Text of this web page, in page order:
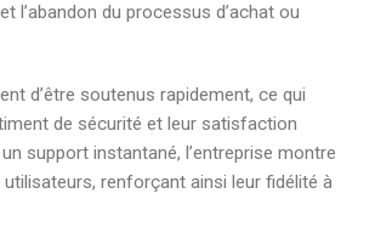
l’abandon du processus d’achat ou
d’être soutenus rapidement, ce qui
de sécurité et leur satisfaction
support instantané, l’entreprise montre
utilisateurs, renforçant ainsi leur fidélité à